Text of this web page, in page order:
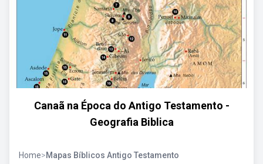
Canaã na Época do Antigo Testamento -
Geografia Biblica
Home>Mapas Bíblicos Antigo Testamento